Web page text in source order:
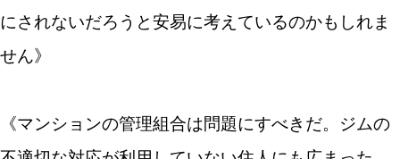
にされないだろうと安易に考えているのかもしれま
せん》
《マンションの管理組合は問題にすべきだ。ジムの